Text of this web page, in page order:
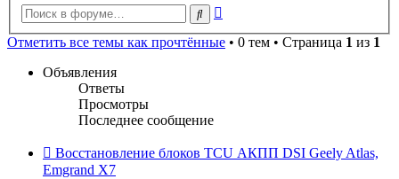
Поиск
Отметить все темы как прочтённые • 0 тем • Страница 1 из 1
Объявления
Ответы
Просмотры
Последнее сообщение
Восстановление блоков TCU АКПП DSI Geely Atlas,
Emgrand X7